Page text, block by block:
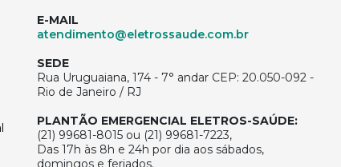
E-MAIL
atendimento@eletrossaude.com.br
SEDE
Rua Uruguaiana, 174 - 7° andar CEP: 20.050-092 -
Rio de Janeiro / RJ
PLANTÃO EMERGENCIAL ELETROS-SAÚDE:
(21) 99681-8015 ou (21) 99681-7223,
Das 17h às 8h e 24h por dia aos sábados,
domingos e feriados.